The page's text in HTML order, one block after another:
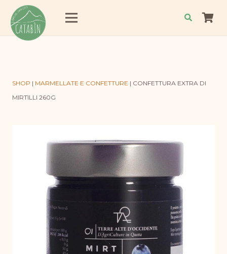
SHOP | MARMELLATE E CONFETTURE | CONFETTURA EXTRA DI
MIRTILLI 260G